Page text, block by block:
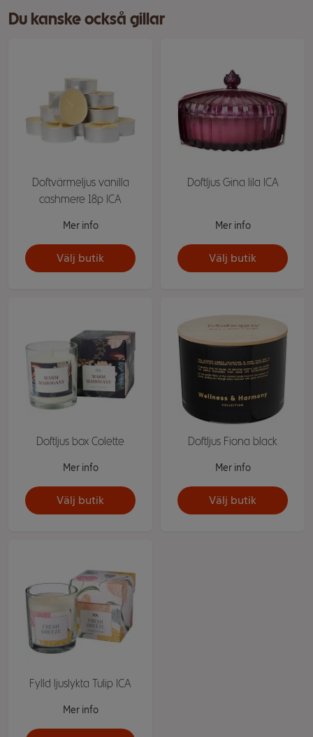
Du kanske också gillar
Doftvärmeljus vanilla
cashmere 18p ICA
Mer info
Välj butik
Doftljus Gina lila ICA
Mer info
Välj butik
Doftljus box Colette
Mer info
Välj butik
Doftljus Fiona black
Mer info
Välj butik
Fylld ljuslykta Tulip ICA
Mer info